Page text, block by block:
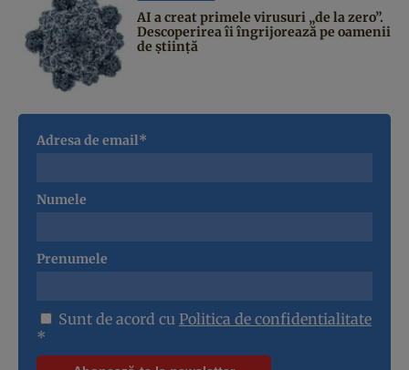
AI a creat primele virusuri „de la zero”.
Descoperirea îi îngrijorează pe oamenii
de știință
Adresa de email*
Numele
Prenumele
Sunt de acord cu Politica de confidentialitate
*